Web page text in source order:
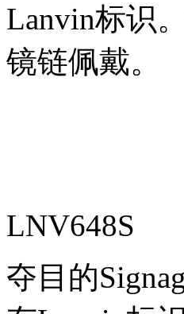
Lanvin标识
镜链佩戴。
LNV648S
夺目的